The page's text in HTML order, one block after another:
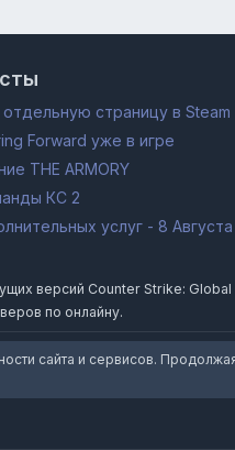
отдельную страницу в Steam
Forward уже в игре
THE ARMORY
КС 2
услуг - 8
версий Counter Strike:
по онлайну.
сайта и сервисов.